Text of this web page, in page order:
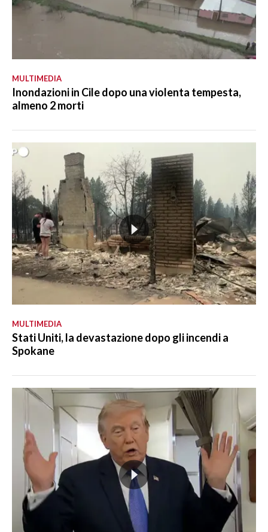
MULTIMEDIA
Inondazioni in Cile dopo una violenta tempesta,
almeno 2 morti
MULTIMEDIA
Stati Uniti, la devastazione dopo gli incendi a
Spokane